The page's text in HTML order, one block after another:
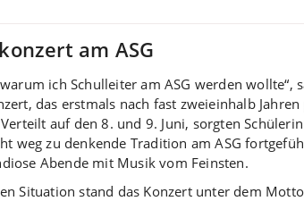
am ASG
ich Schulleiter am ASG werden wollte“,
das erstmals nach fast zweieinhalb
auf den 8. und 9. Juni, sorgten
weg zu denkende Tradition am ASG
Abende mit Musik vom Feinsten.
Situation stand das Konzert unter dem